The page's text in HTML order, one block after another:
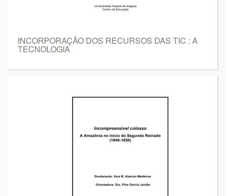
INCORPORAÇÃO DOS RECURSOS DAS TIC : A
TECNOLOGIA